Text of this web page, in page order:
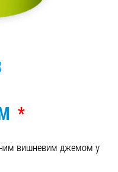
*
вишневим джемом у